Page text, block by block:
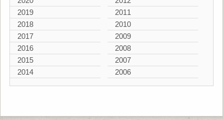
2019
2018
2017
2016
2015
2014
2011
2010
2009
2008
2007
2006